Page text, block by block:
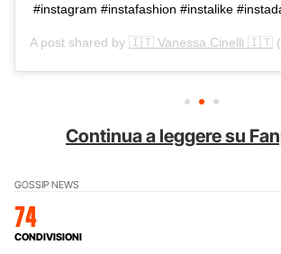
#instagram #instafashion #instalike
A post shared by 🇮🇹 Vanessa Cinelli 🇮🇹
Continua a leggere su
GOSSIP NEWS
74
CONDIVISIONI